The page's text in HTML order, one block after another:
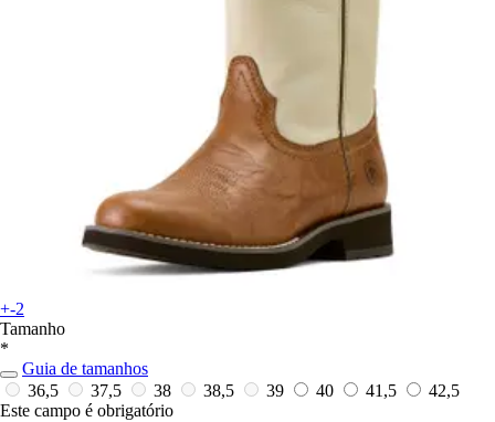
+-2
Tamanho
*
Guia de tamanhos
36,5
37,5 38 38,5 39 40 41,5
42,5
Este campo é obrigatório